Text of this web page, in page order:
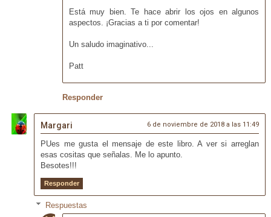
Está muy bien. Te hace abrir los ojos en algunos
aspectos. ¡Gracias a ti por comentar!
Un saludo imaginativo...
Patt
Responder
Margari 6 de noviembre de 2018 a las 11:49
PUes me gusta el mensaje de este libro. A ver si arreglan
esas cositas que señalas. Me lo apunto.
Besotes!!!
Responder
Respuestas